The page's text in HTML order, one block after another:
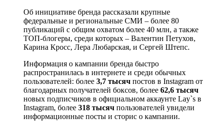
Об инициативе бренда рассказали крупные
федеральные и региональные СМИ – более 80
публикаций с общим охватом более 40 млн, а также
ТОП-блогеры, среди которых – Валентин Петухов,
Карина Кросc, Лера Любарская, и Сергей Штепс.
Информация о кампании бренда быстро
распространилась в интернете и среди обычных
пользователей: более 3,7 тысяч постов в Instagram от
благодарных получателей боксов, более 62,6 тысяч
новых подписчиков в официальном аккаунте Lay`s в
Instagram, более 318 тысяч пользователей увидели
информационные посты и сторис о кампании.